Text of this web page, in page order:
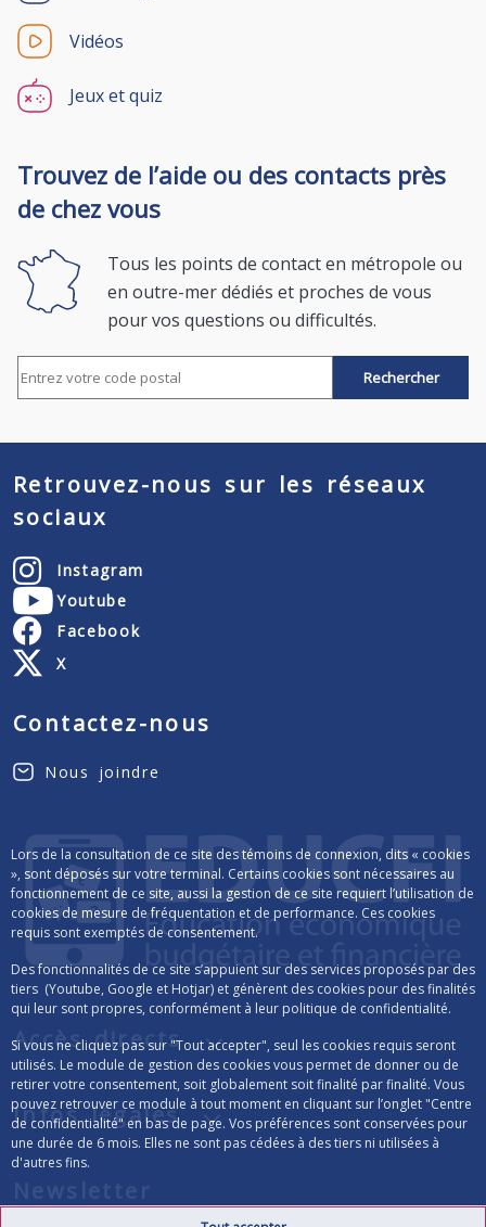
Lors de la consultation de ce site des témoins de connexion, dits « cookies
», sont déposés sur votre terminal. Certains cookies sont nécessaires au
fonctionnement de ce site, aussi la gestion de ce site requiert l’utilisation de
cookies de mesure de fréquentation et de performance. Ces cookies
requis sont exemptés de consentement.
Des fonctionnalités de ce site s’appuient sur des services proposés par des
tiers (Youtube, Google et Hotjar) et génèrent des cookies pour des finalités
qui leur sont propres, conformément à leur politique de confidentialité.
Si vous ne cliquez pas sur "Tout accepter", seul les cookies requis seront
utilisés. Le module de gestion des cookies vous permet de donner ou de
retirer votre consentement, soit globalement soit finalité par finalité. Vous
pouvez retrouver ce module à tout moment en cliquant sur l’onglet "Centre
de confidentialité" en bas de page. Vos préférences sont conservées pour
une durée de 6 mois. Elles ne sont pas cédées à des tiers ni utilisées à
d'autres fins.
Vidéos
Jeux et quiz
Trouvez de l’aide ou des contacts près
de chez vous
Tous les points de contact en métropole ou
en outre-mer dédiés et proches de vous
pour vos questions ou difficultés.
Retrouvez-nous sur les réseaux
sociaux
Instagram
Youtube
Facebook
X
Contactez-nous
Nous joindre
Accès directs
Infos légales